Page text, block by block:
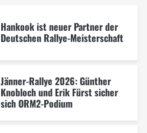
Hankook ist neuer Partner der
Deutschen Rallye-Meisterschaft
Jänner-Rallye 2026: Günther
Knobloch und Erik Fürst sicher
sich ORM2-Podium